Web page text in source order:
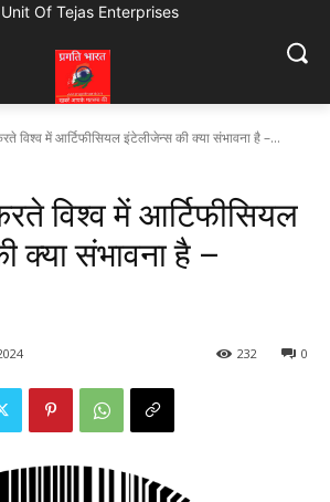
Of Tejas Enterprises
विश्व में आर्टिफीसियल इंटेलीजेन्स की क्या संभावना है –...
विश्व में आर्टिफीसियल
क्या संभावना है –
0
232